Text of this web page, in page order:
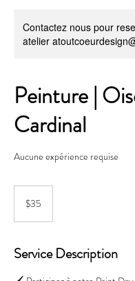
Contactez nous pour
atelier
Peinture |
Cardinal
Aucune expérience requise
dollars
$35
Service Description